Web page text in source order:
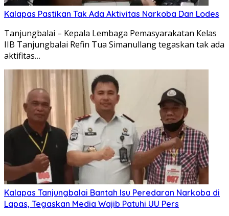
Kalapas Pastikan Tak Ada Aktivitas Narkoba Dan Lodes
Tanjungbalai – Kepala Lembaga Pemasyarakatan Kelas
IIB Tanjungbalai Refin Tua Simanullang tegaskan tak ada
aktifitas…
Kalapas Tanjungbalai Bantah Isu Peredaran Narkoba di
Lapas, Tegaskan Media Wajib Patuhi UU Pers